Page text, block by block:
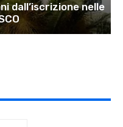
dall’iscrizione nelle